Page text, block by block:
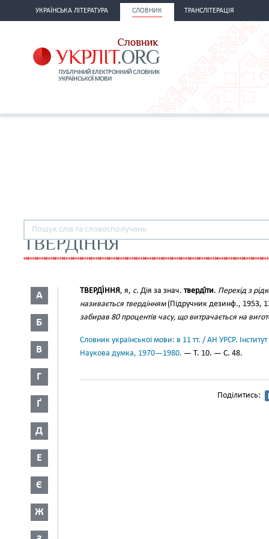
УКРАЇНСЬКА ЛІТЕРАТУРА СЛОВНИК ТРАНСЛІТЕРАЦІЯ
ТВЕРДІННЯ
А
Б
В
Г
Ґ
Д
Е
Є
Ж
ТВЕРДІ́ННЯ, я, с. Дія за знач. тверді́ти. Перехід з
називається твердінням(Підручник дезинф., 1953,
забирав 80 процентів часу, що витрачається на
Словник української мови: в 11 тт. / АН УРСР.
Наукова думка, 1970—1980. — Т. 10. — С. 48.
Поділитись: